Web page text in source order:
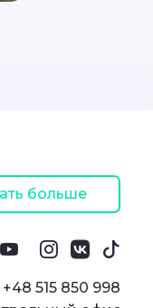
больше
‪+48 515 850 998‬